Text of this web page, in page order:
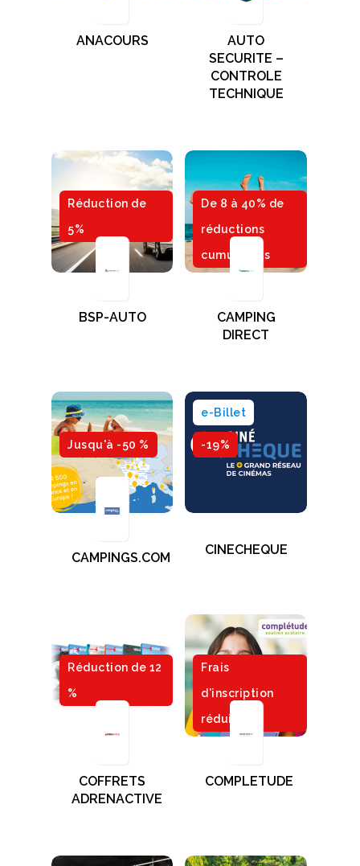
ANACOURS
AUTO
SECURITE –
CONTROLE
TECHNIQUE
Réduction de
5%
BSP-AUTO
De 8 à 40% de
réductions
cumulables
CAMPING
DIRECT
Jusqu'à -50 %
CAMPINGS.COM
-19%
e-Billet
CINECHEQUE
Réduction de 12
%
COFFRETS
ADRENACTIVE
Frais
d'inscription
réduits
COMPLETUDE